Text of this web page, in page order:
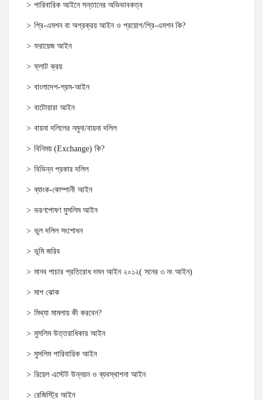
পারিবারিক আইনে সন্তানের অভিভাবকত্ব
প্রি-এমশন বা অগ্রক্রয় আইন ও প্রয়োগ/প্রি-এমশন কি?
ফরায়েজ আইন
ফ্লাট ক্রয়
বাংলাদেশ-শ্রম-আইন
বাটোয়ারা আইন
বায়না দলিলের নমুনা/বায়না দলিল
বিনিময় (Exchange) কি?
বিভিন্ন প্রকার দলিল
ব্যাংক-কোম্পানী আইন
ভরণপোষণ মুসলিম আইন
ভুল দলিল সংশোধন
ভূমি জরিব
মানব পাচার প্রতিরোধ দমন আইন ২০১২( সনের ৩ নং আইন)
মাপ ঝোক
মিথ্যা মামলায় কী করবেন?
মুসলিম উত্তরাধিকার আইন
মুসলিম পারিবারিক আইন
রিয়েল এস্টেট উন্নয়ন ও ব্যবস্থাপনা আইন
রেজিস্ট্রি আইন